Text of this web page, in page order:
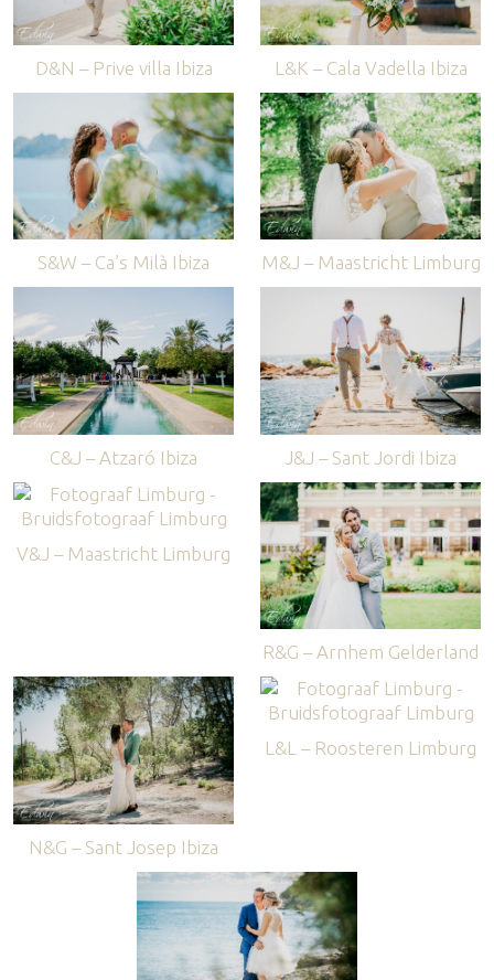
D&N – Prive villa Ibiza L&K – Cala Vadella Ibiza
S&W – Ca’s Milà Ibiza M&J – Maastricht Limburg
C&J – Atzaró Ibiza J&J – Sant Jordi Ibiza
V&J – Maastricht Limburg
R&G – Arnhem Gelderland
N&G – Sant Josep Ibiza
L&L – Roosteren Limburg